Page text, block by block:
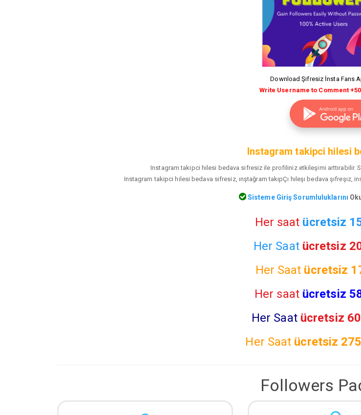
Download Şifresiz İnsta Fans
Write Username to Comment
Instagram takipci hilesi
Instagram takipci hilesi bedava sifresiz ile profiliniz etkileşimi arttırabilir.
Instagram takipci hilesi bedava sifresiz, ınştağram takıpÇı hıleşı bedava
Sisteme Giriş Sorumluluklarını
Her saat ücretsiz
Her Saat ücretsiz
Her Saat ücretsiz
Her saat ücretsiz
Her Saat ücretsiz
Her Saat ücretsiz
Followers